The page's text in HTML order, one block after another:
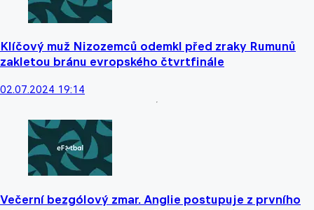
Klíčový muž Nizozemců odemkl před zraky Rumunů
zakletou bránu evropského čtvrtfinále
02.07.2024 19:14
Večerní bezgólový zmar. Anglie postupuje z prvního